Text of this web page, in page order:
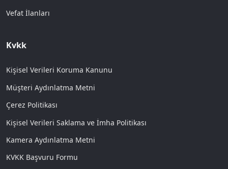
Vefat İlanları
Kvkk
Kişisel Verileri Koruma Kanunu
Müşteri Aydınlatma Metni
Çerez Politikası
Kişisel Verileri Saklama ve İmha Politikası
Kamera Aydınlatma Metni
KVKK Başvuru Formu